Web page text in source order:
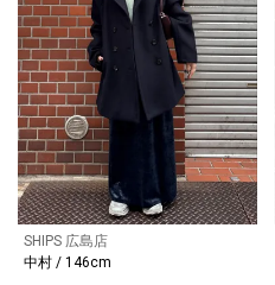
SHIPS 広島店
中村 / 146cm